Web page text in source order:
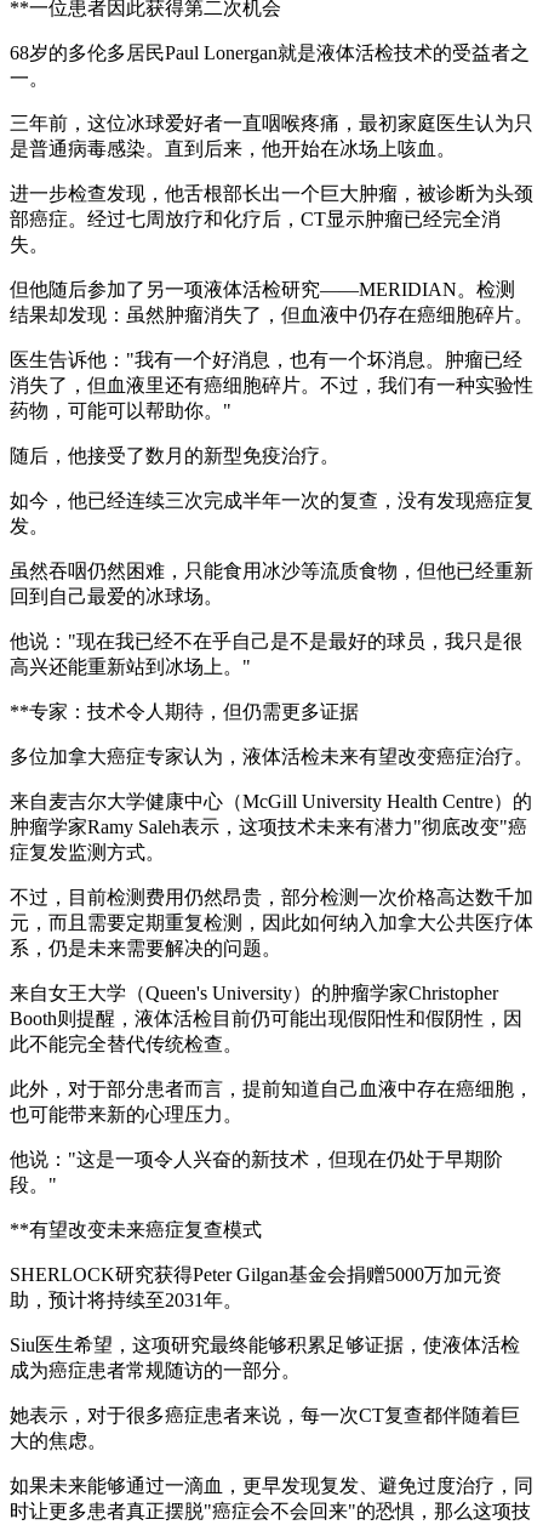
**一位患者因此获得第二次机会
68岁的多伦多居民Paul Lonergan就是液体活检技术的受益者之
一。
三年前，这位冰球爱好者一直咽喉疼痛，最初家庭医生认为只
是普通病毒感染。直到后来，他开始在冰场上咳血。
进一步检查发现，他舌根部长出一个巨大肿瘤，被诊断为头颈
部癌症。经过七周放疗和化疗后，CT显示肿瘤已经完全消
失。
但他随后参加了另一项液体活检研究——MERIDIAN。检测
结果却发现：虽然肿瘤消失了，但血液中仍存在癌细胞碎片。
医生告诉他："我有一个好消息，也有一个坏消息。肿瘤已经
消失了，但血液里还有癌细胞碎片。不过，我们有一种实验性
药物，可能可以帮助你。"
随后，他接受了数月的新型免疫治疗。
如今，他已经连续三次完成半年一次的复查，没有发现癌症复
发。
虽然吞咽仍然困难，只能食用冰沙等流质食物，但他已经重新
回到自己最爱的冰球场。
他说："现在我已经不在乎自己是不是最好的球员，我只是很
高兴还能重新站到冰场上。"
**专家：技术令人期待，但仍需更多证据
多位加拿大癌症专家认为，液体活检未来有望改变癌症治疗。
来自麦吉尔大学健康中心（McGill University Health Centre）的
肿瘤学家Ramy Saleh表示，这项技术未来有潜力"彻底改变"癌
症复发监测方式。
不过，目前检测费用仍然昂贵，部分检测一次价格高达数千加
元，而且需要定期重复检测，因此如何纳入加拿大公共医疗体
系，仍是未来需要解决的问题。
来自女王大学（Queen's University）的肿瘤学家Christopher
Booth则提醒，液体活检目前仍可能出现假阳性和假阴性，因
此不能完全替代传统检查。
此外，对于部分患者而言，提前知道自己血液中存在癌细胞，
也可能带来新的心理压力。
他说："这是一项令人兴奋的新技术，但现在仍处于早期阶
段。"
**有望改变未来癌症复查模式
SHERLOCK研究获得Peter Gilgan基金会捐赠5000万加元资
助，预计将持续至2031年。
Siu医生希望，这项研究最终能够积累足够证据，使液体活检
成为癌症患者常规随访的一部分。
她表示，对于很多癌症患者来说，每一次CT复查都伴随着巨
大的焦虑。
如果未来能够通过一滴血，更早发现复发、避免过度治疗，同
时让更多患者真正摆脱"癌症会不会回来"的恐惧，那么这项技